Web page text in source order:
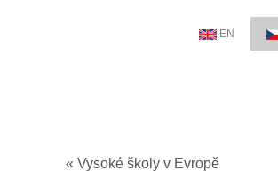
EN
« Vysoké školy v Evropě